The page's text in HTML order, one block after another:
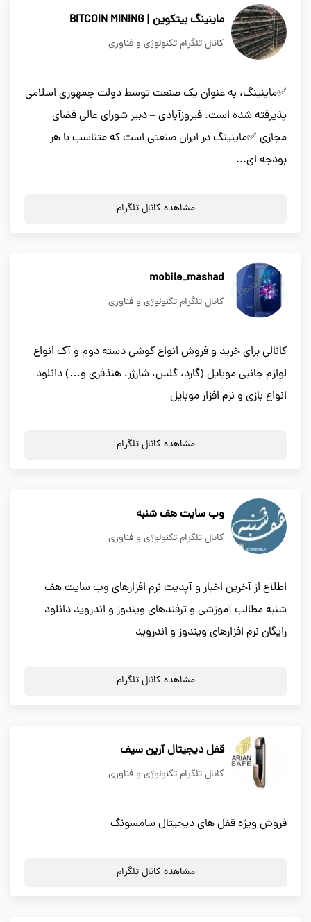
ماینینگ بیتکوین | BITCOIN MINING
کانال تلگرام تکنولوژی و فناوری
✅ماینینگ، به عنوان یک صنعت توسط دولت جمهوری اسلامی
پذیرفته شده است. فیروزآبادی – دبیر شورای عالی فضای
مجازی ✅ماینینگ در ایران صنعتی است که متناسب با هر
بودجه ای...
مشاهده کانال تلگرام
mobile_mashad
کانال تلگرام تکنولوژی و فناوری
کانالی برای خرید و فروش انواع گوشی دسته دوم و آک انواع
لوازم جانبی موبایل (گارد، گلس، شارژر، هنذفری و…) دانلود
انواع بازی و نرم افزار موبایل
مشاهده کانال تلگرام
وب سایت هف شنبه
کانال تلگرام تکنولوژی و فناوری
اطلاع از آخرین اخبار و آپدیت نرم افزارهای وب سایت هف
شنبه مطالب آموزشی و ترفندهای ویندوز و اندروید دانلود
رایگان نرم افزارهای ویندوز و اندروید
مشاهده کانال تلگرام
قفل دیجیتال آرین سیف
کانال تلگرام تکنولوژی و فناوری
فروش ویژه قفل های دیجیتال سامسونگ
مشاهده کانال تلگرام